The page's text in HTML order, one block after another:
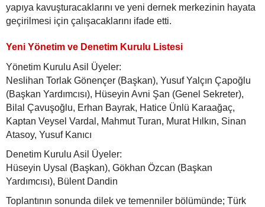
yapıya kavuşturacaklarını ve yeni dernek merkezinin hayata
geçirilmesi için çalışacaklarını ifade etti.
Yeni Yönetim ve Denetim Kurulu Listesi
Yönetim Kurulu Asil Üyeler:
Neslihan Torlak Gönençer (Başkan), Yusuf Yalçın Çapoğlu
(Başkan Yardımcısı), Hüseyin Avni Şan (Genel Sekreter),
Bilal Çavuşoğlu, Erhan Bayrak, Hatice Ünlü Karaağaç,
Kaptan Veysel Vardal, Mahmut Turan, Murat Hılkın, Sinan
Atasoy, Yusuf Kanıcı
Denetim Kurulu Asil Üyeler:
Hüseyin Uysal (Başkan), Gökhan Özcan (Başkan
Yardımcısı), Bülent Dandin
Toplantının sonunda dilek ve temenniler bölümünde; Türk